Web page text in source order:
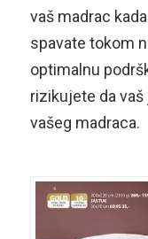
vaš madrac
spavate tokom
optimalnu
rizikujete da
vašeg madraca.